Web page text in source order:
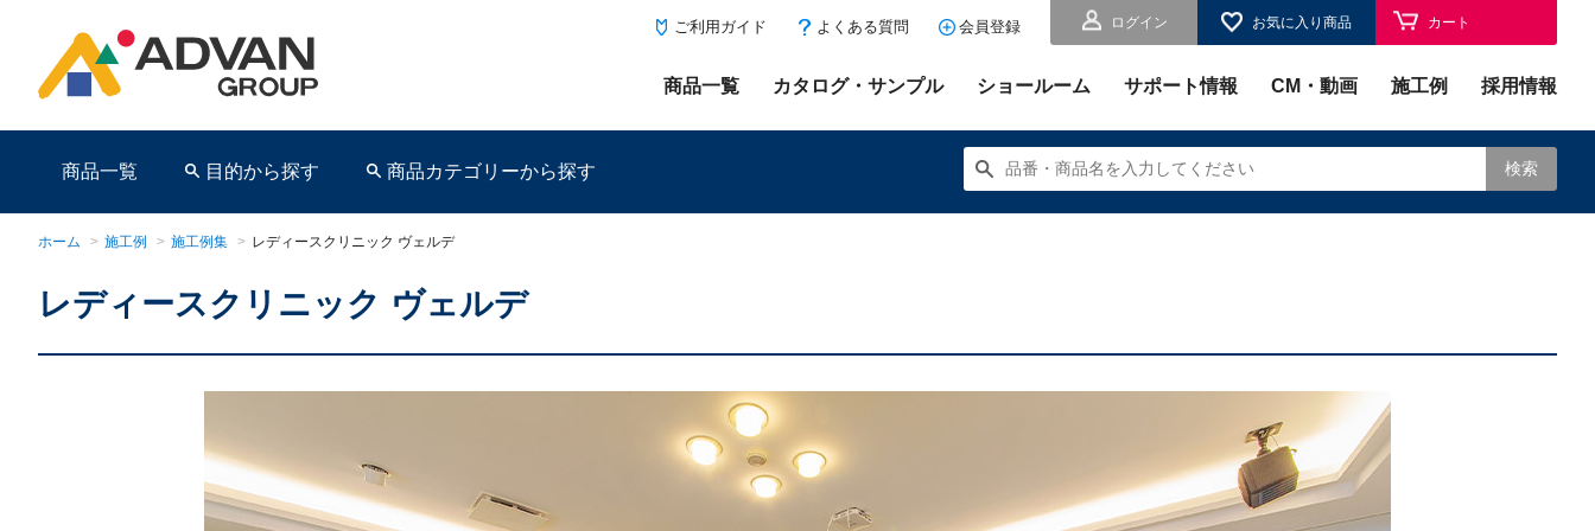
ログイン お気に入り商品 カート
ご利用ガイド よくある質問 会員登録
商品一覧 カタログ・サンプル ショールーム サポート情報 CM・動画 施工例 採用情報
商品一覧 目的から探す 商品カテゴリーから探す 検索
ホーム > 施工例 > 施工例集 > レディースクリニック ヴェルデ
レディースクリニック ヴェルデ